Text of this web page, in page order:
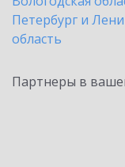
Петербург и
область
Партнеры в